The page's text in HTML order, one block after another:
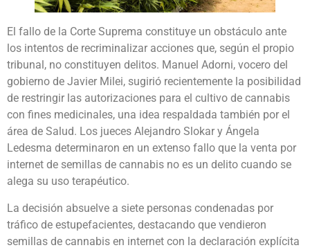
El fallo de la Corte Suprema constituye un obstáculo ante
los intentos de recriminalizar acciones que, según el propio
tribunal, no constituyen delitos. Manuel Adorni, vocero del
gobierno de Javier Milei, sugirió recientemente la posibilidad
de restringir las autorizaciones para el cultivo de cannabis
con fines medicinales, una idea respaldada también por el
área de Salud. Los jueces Alejandro Slokar y Ángela
Ledesma determinaron en un extenso fallo que la venta por
internet de semillas de cannabis no es un delito cuando se
alega su uso terapéutico.
La decisión absuelve a siete personas condenadas por
tráfico de estupefacientes, destacando que vendieron
semillas de cannabis en internet con la declaración explícita